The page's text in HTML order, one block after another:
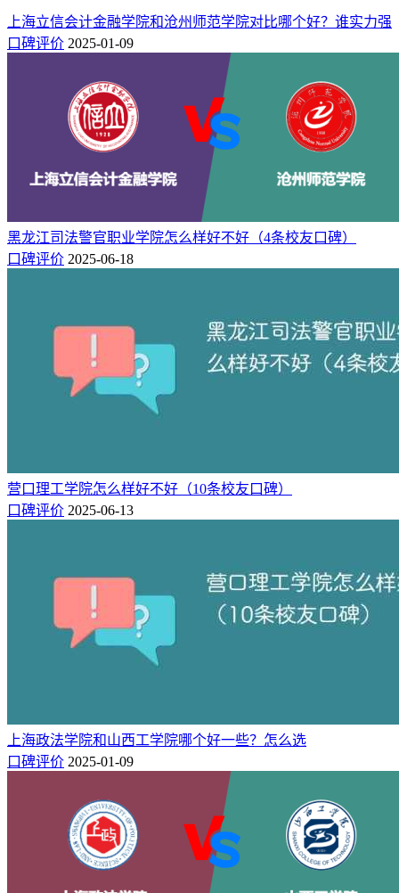
年份 院校 全国排名 总分 星级
办学层次
2024 承德医学院 339
3★
二、专业实力对比
从专业排名方面，根据校友会2024中国大学一流专业排名榜
单，承德医学院位居全国第268名（应用型），北京警察学院
承德医学院专业排名相比北京
警察学院高88个位次，整体专业实力要强于北京警察学院。
院校 专业排名
注：★代表星级专业，数字越高专业等级越高。
不过从具体的专业来看，两所高校都有各自独特的优势专业，
国顶尖应用型专业专业行列。医学影像学（A+）、中医学
（A+）、针灸推拿学（A+）、生物医学工程（A）、应用心
北京警察学院王牌专业有：
网络安全与执法（A++）等1个专
业获得2024中国六星级专业（6★），跻身中国顶尖应用型专
业专业行列。涉外警务（A+）、公安管理学（A）、治安学
（A）、刑事科学技术（A）等4个专业荣获2024中国五星级专
业（5★），入选中国一流应用型专业专业行列。
综上对比，承德医学院在综合排名上整体实力要强于北京警察
不过在专业实力方面各有优势，如果你倾向于康复治疗
学、临床医学、护理学等专业，可以选择承德医学院，如果你
更倾向于网络安全与执法、涉外警务、公安管理学等专业，可
以选择北京警察学院。
上海立信会计金融学院和沧州师范学院对比哪个好？谁实力强
口碑评价 2025-01-09
黑龙江司法警官职业学院怎么样好不好（4条校友口碑）
口碑评价 2025-06-18
营口理工学院怎么样好不好（10条校友口碑）
口碑评价 2025-06-13
上海政法学院和山西工学院哪个好一些？怎么选
口碑评价 2025-01-09